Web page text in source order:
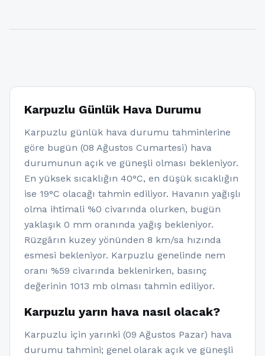
Karpuzlu Günlük Hava Durumu
Karpuzlu günlük hava durumu tahminlerine
göre bugün (08 Ağustos Cumartesi) hava
durumunun açık ve güneşli olması bekleniyor.
En yüksek sıcaklığın 40°C, en düşük sıcaklığın
ise 19°C olacağı tahmin ediliyor. Havanın yağışlı
olma ihtimali %0 civarında olurken, bugün
yaklaşık 0 mm oranında yağış bekleniyor.
Rüzgârın kuzey yönünden 8 km/sa hızında
esmesi bekleniyor. Karpuzlu genelinde nem
oranı %59 civarında beklenirken, basınç
değerinin 1013 mb olması tahmin ediliyor.
Karpuzlu yarın hava nasıl olacak?
Karpuzlu için yarınki (09 Ağustos Pazar) hava
durumu tahmini; genel olarak açık ve güneşli